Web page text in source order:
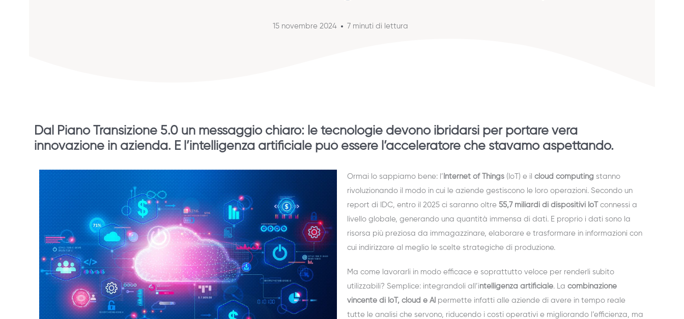
15 novembre 2024 7 minuti di lettura
Dal Piano Transizione 5.0 un messaggio chiaro: le tecnologie devono ibridarsi per portare vera
innovazione in azienda. E l’intelligenza artificiale può essere l’acceleratore che stavamo aspettando.
Ormai lo sappiamo bene: l’ Internet of Things (IoT) e il cloud computing stanno
rivoluzionando il modo in cui le aziende gestiscono le loro operazioni. Secondo un
report di IDC, entro il 2025 ci saranno oltre 55,7 miliardi di dispositivi IoT
connessi a
livello globale, generando una quantità immensa di dati. E proprio i dati sono la
risorsa più preziosa da immagazzinare, elaborare e trasformare in informazioni con
cui indirizzare al meglio le scelte strategiche di produzione.
Ma come lavorarli in modo efficace e soprattutto veloce per renderli subito
utilizzabili? Semplice: integrandoli all’intelligenza artificiale. La combinazione
vincente di IoT, cloud e AI permette infatti alle aziende di avere in tempo reale
tutte le analisi che servono, riducendo i costi operativi e migliorando l’efficienza, ma